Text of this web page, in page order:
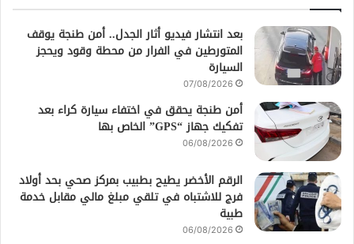
بعد انتشار فيديو أثار الجدل.. أمن طنجة يوقف
المتورطين في الفرار من محطة وقود ويحجز
السيارة
07/08/2026
أمن طنجة يحقق في اختفاء سيارة كراء بعد
تفكيك جهاز “GPS” الخاص بها
06/08/2026
الرقم الأخضر يطيح بطبيب بمركز صحي بحد أولاد
فرج للاشتباه في تلقي مبلغ مالي مقابل خدمة
طبية
06/08/2026